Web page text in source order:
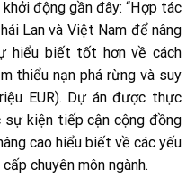
động gần đây: “Hợp tác
Lan và Việt Nam để nâng
hiểu biết tốt hơn về cách
thiểu nạn phá rừng và suy
EUR). Dự án được thực
sự kiện tiếp cận cộng đồng
cao hiểu biết về các yếu
chuyên môn ngành.